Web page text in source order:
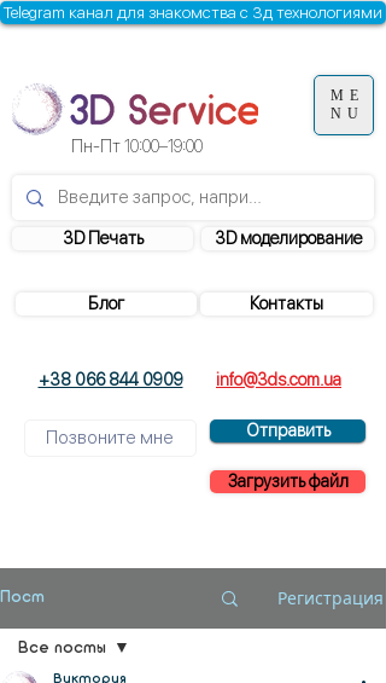
3D моделирование
Контакты
3D Печать
+38 066 844 0909 info@3ds.com.ua
Отправить
Загрузить файл
Блог
Пн-Пт10:00–19:00
Telegram канал для знакомства с 3д технологиями
ME
NU
Пост Регистрация
Все посты
Виктория